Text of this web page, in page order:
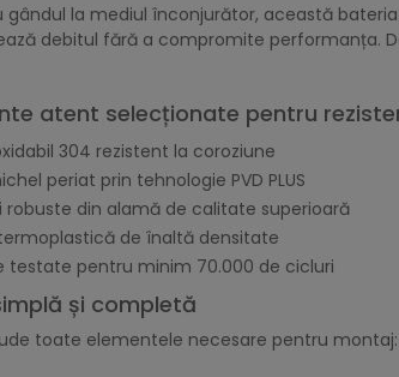
gândul la mediul înconjurător, această
debitul fără a compromite performanța.
atent selecționate pentru
304 rezistent la coroziune
periat prin tehnologie PVD PLUS
robuste din alamă de calitate superioară
de înaltă densitate
testate pentru minim 70.000 de cicluri
și completă
toate elementele necesare pentru montaj: